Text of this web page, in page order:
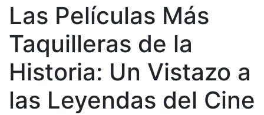
Las Películas Más
Taquilleras de la
Historia: Un Vistazo a
las Leyendas del Cine